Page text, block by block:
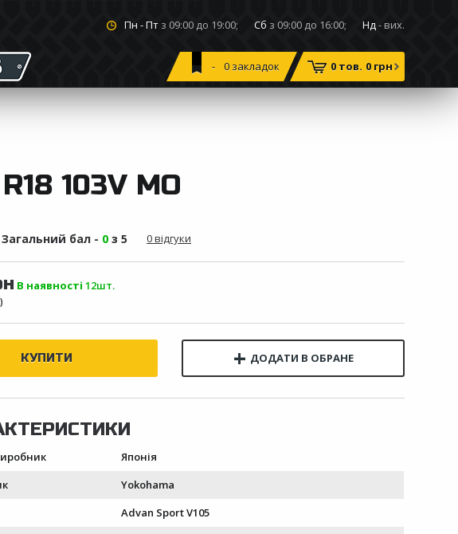
Пн - Пт з 09:00 до 19:00; Сб з 09:00 до 16:00; Нд- вих.
0закладок 0 тов. 0 грн
103V MO
бал - 0 з 5 0 відгуки
В наявності 12шт.
Японія
Yokohama
Advan Sport V105